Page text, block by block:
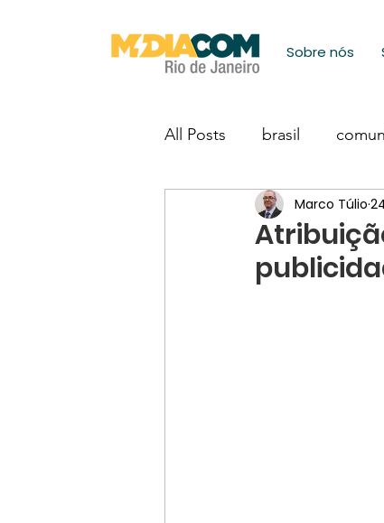
Sobre nós
All Posts brasil
Marco Túlio